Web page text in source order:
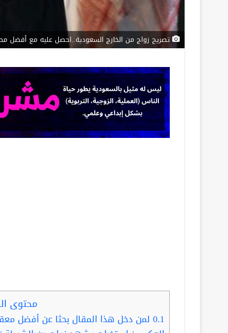
تصريح زواج من الخارج السعودية..احصل عليه مع أفضل
محتوى
0.1 لمن دخل هذا المقال بحثا عن أفضل